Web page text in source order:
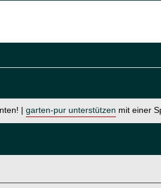
| garten-pur unterstützen mit einer